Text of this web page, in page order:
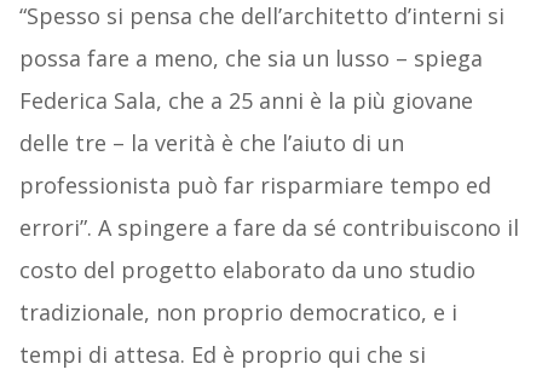
“Spesso si pensa che dell’architetto d’interni si
possa fare a meno, che sia un lusso – spiega
Federica Sala, che a 25 anni è la più giovane
delle tre – la verità è che l’aiuto di un
professionista può far risparmiare tempo ed
errori”. A spingere a fare da sé contribuiscono il
costo del progetto elaborato da uno studio
tradizionale, non proprio democratico, e i
tempi di attesa. Ed è proprio qui che si